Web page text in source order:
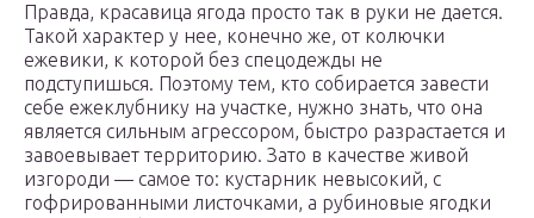
Правда, красавица ягода просто так в руки не дается.
Такой характер у нее, конечно же, от колючки
ежевики, к которой без спецодежды не
подступишься. Поэтому тем, кто собирается завести
себе ежеклубнику на участке, нужно знать, что она
является сильным агрессором, быстро разрастается и
завоевывает территорию. Зато в качестве живой
изгороди — самое то: кустарник невысокий, с
гофрированными листочками, а рубиновые ягодки